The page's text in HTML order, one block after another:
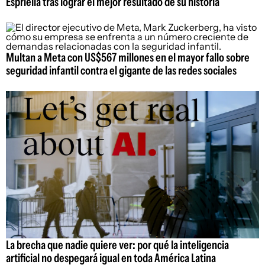
Multan a Meta con US$567 millones en el mayor fallo sobre
seguridad infantil contra el gigante de las redes sociales
La brecha que nadie quiere ver: por qué la inteligencia
artificial no despegará igual en toda América Latina